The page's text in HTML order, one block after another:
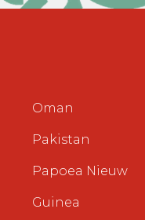
Oman
Pakistan
Papoea Nieuw
Guinea